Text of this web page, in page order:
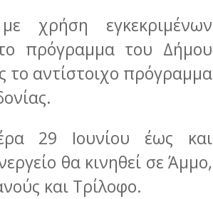
χρήση εγκεκριμένων
πρόγραμμα του Δήμου
το αντίστοιχο πρόγραμμα
29 Ιουνίου έως και
θα κινηθεί σε Άμμο,
και Τρίλοφο.